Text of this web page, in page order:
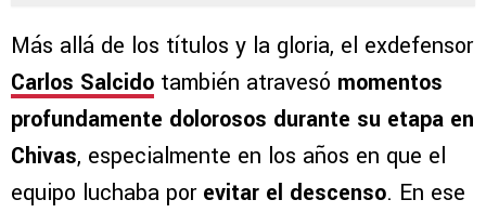
Más allá de los títulos y la gloria, el exdefensor
Carlos Salcido también atravesó momentos
profundamente dolorosos durante su etapa en
Chivas, especialmente en los años en que el
equipo luchaba porevitar el descenso. En ese